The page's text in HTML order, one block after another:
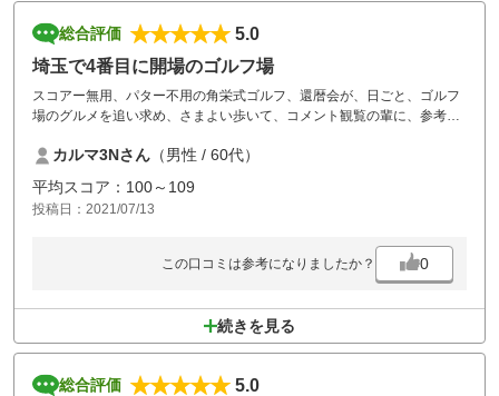
総合評価
5.0
埼玉で4番目に開場のゴルフ場
スコアー無用、パター不用の角栄式ゴルフ、還暦会が、日ごと、ゴルフ
場のグルメを追い求め、さまよい歩いて、コメント観覧の輩に、参考に
ルフ場の昼食は、全てOKだと思います。じゃらんさんのお陰様で、食事
付きで、破格の料金でプレーさせて頂きました。名門コースでのプレー
ご希望の輩は、是非どうぞ！誠に生意気で恐縮でした。
カルマ3Nさん （男性 / 60代）
平均スコア：100～109
投稿日：2021/07/13
この口コミは参考になりましたか？ 0
続きを見る
総合評価
5.0